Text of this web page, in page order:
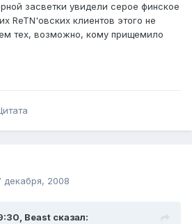
засветки увидели серое финское
ReTN'овских клиентов этого не
тех, возможно, кому прищемило
декабря, 2008
Beast сказал: